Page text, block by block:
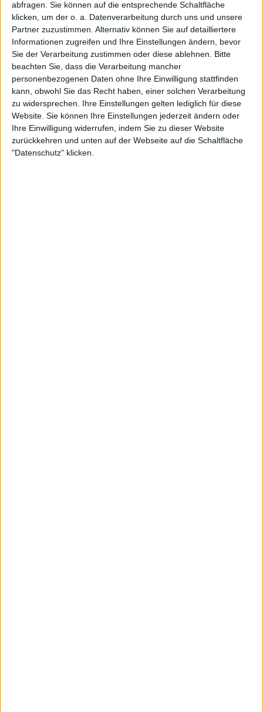
abfragen. Sie können auf die entsprechende Schaltfläche
klicken, um der o. a. Datenverarbeitung durch uns und unsere
Partner zuzustimmen. Alternativ können Sie auf detailliertere
Informationen zugreifen und Ihre Einstellungen ändern, bevor
Sie der Verarbeitung zustimmen oder diese ablehnen.
Bitte
beachten Sie, dass die Verarbeitung mancher
personenbezogenen Daten ohne Ihre Einwilligung stattfinden
kann, obwohl Sie das Recht haben, einer solchen Verarbeitung
zu widersprechen. Ihre Einstellungen gelten lediglich für diese
Website. Sie können Ihre Einstellungen jederzeit ändern oder
Ihre Einwilligung widerrufen, indem Sie zu dieser Website
zurückkehren und unten auf der Webseite auf die Schaltfläche
"Datenschutz" klicken.
Galerie mit 3 Bildern: Motörhead - With Full Force 2014
Galerie mit 26 Bildern: Def Leppard - Tons Of Rock 2019